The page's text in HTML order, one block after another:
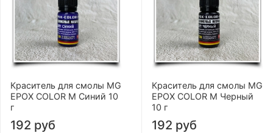
Краситель для смолы MG
EPOX COLOR M Синий 10
г
192 руб
Краситель для смолы MG
EPOX COLOR M Черный
10 г
192 руб